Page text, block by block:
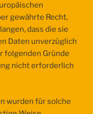
gewährte Recht,
dass die sie
Daten unverzüglich
folgenden Gründe
nicht erforderlich
wurden für solche